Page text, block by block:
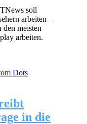
soll
arbeiten –
meisten
arbeiten.
in die